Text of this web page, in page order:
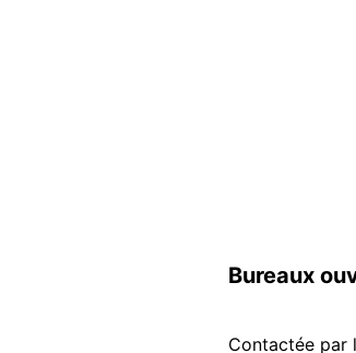
Bureaux
Contactée par